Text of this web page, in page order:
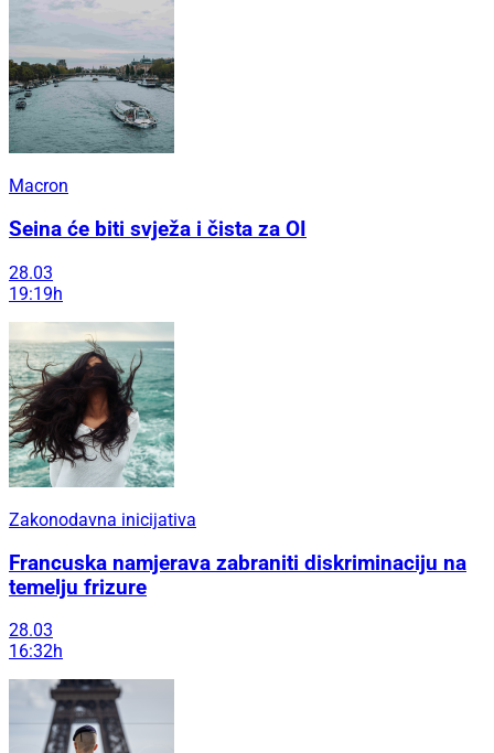
Macron
Seina će biti svježa i čista za OI
28.03
19:19h
Zakonodavna inicijativa
Francuska namjerava zabraniti diskriminaciju na
temelju frizure
28.03
16:32h